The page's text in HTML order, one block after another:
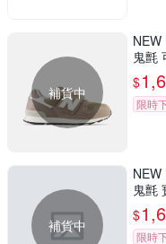
補貨中
鬼氈
$
限時
補貨中
鬼氈
$
限時